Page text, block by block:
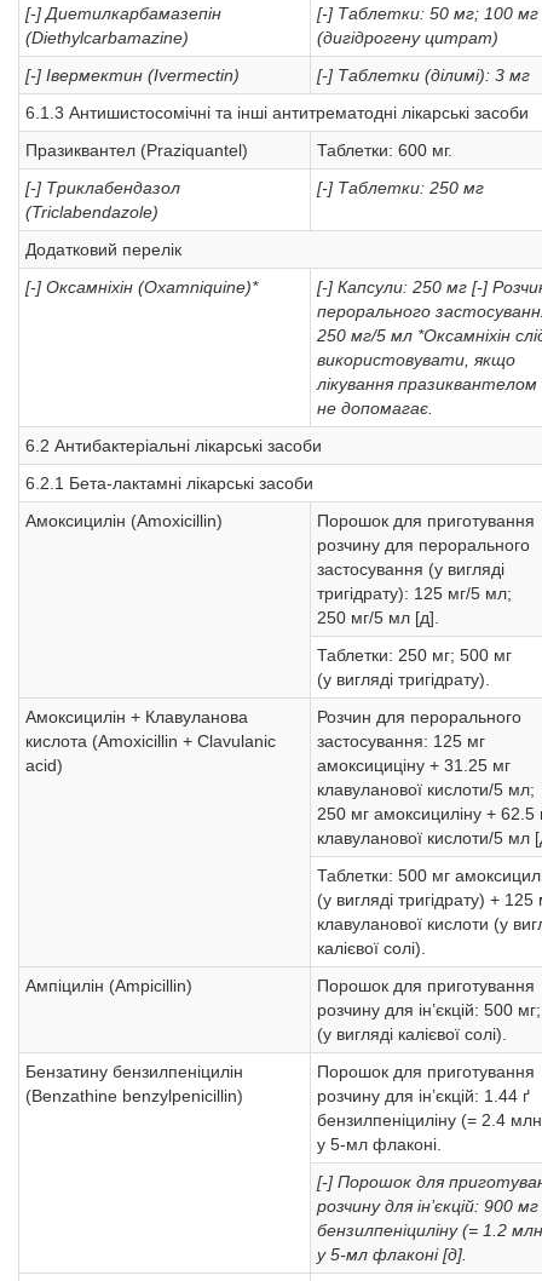
[-] Диетилкарбамазепін
(Diethylcarbamazine)
[-] Таблетки: 50 мг; 100 мг
(дигідрогену цитрат)
[-] Івермектин (Ivermectin)
[-] Таблетки (ділимі): 3 мг
6.1.3 Антишистосомічні та інші антитрематодні лікарські засоби
Празиквантел (Praziquantel)
Таблетки: 600 мг.
[-] Триклабендазол
(Triclabendazole)
[-] Таблетки: 250 мг
Додатковий перелік
[-] Оксамніхін (Oxamniquine)*
[-] Капсули: 250 мг [-]
перорального
250 мг/5 мл *Оксамніхін
використовувати, якщо
лікування празиквантелом
не допомагає.
6.2 Антибактеріальні лікарські засоби
6.2.1 Бета-лактамні лікарські засоби
Амоксицилін (Amoxicillin)
Порошок для приготування
розчину для перорального
застосування (у вигляді
тригідрату): 125 мг/5 мл;
250 мг/5 мл [д].
Таблетки: 250 мг; 500 мг
(у вигляді тригідрату).
Амоксицилін + Клавуланова
кислота (Amoxicillin + Clavulanic
acid)
Розчин для перорального
застосування: 125 мг
амоксициціну + 31.25 мг
клавуланової кислоти/5 мл;
250 мг амоксициліну + 62.5
клавуланової кислоти/5 мл
Таблетки: 500 мг
(у вигляді тригідрату) + 125
клавуланової кислоти (у
калієвої солі).
Ампіцилін (Ampicillin)
Порошок для приготування
розчину для ін’єкцій: 500
(у вигляді калієвої солі).
Бензатину бензилпеніцилін
(Benzathine benzylpenicillin)
Порошок для приготування
розчину для ін’єкцій: 1.44 ґ
бензилпеніциліну (= 2.4
у 5-мл флаконі.
[-] Порошок для
розчину для ін’єкцій: 900 мг
бензилпеніциліну (= 1.2
у 5-мл флаконі [д].